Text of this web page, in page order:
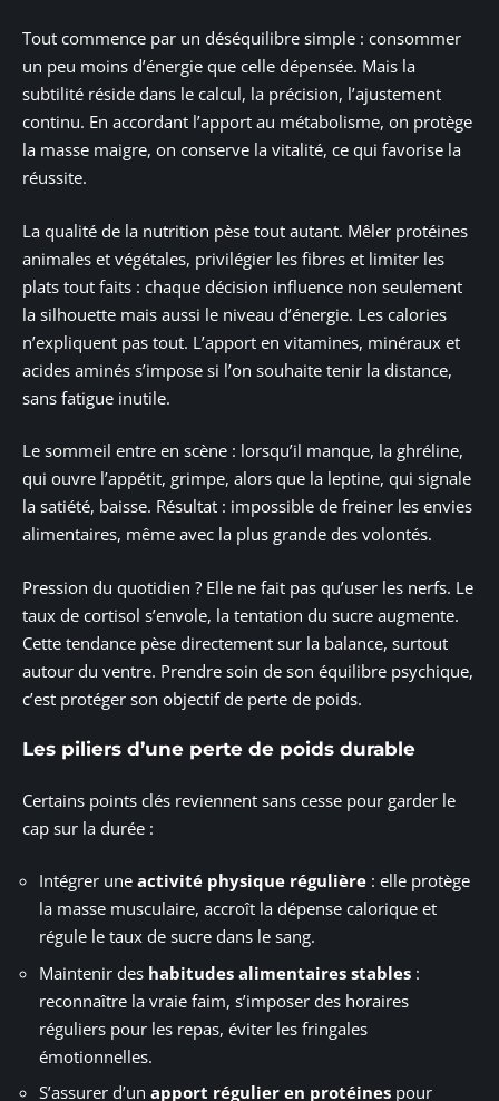
Tout commence par un déséquilibre simple : consommer
un peu moins d’énergie que celle dépensée. Mais la
subtilité réside dans le calcul, la précision, l’ajustement
continu. En accordant l’apport au métabolisme, on protège
la masse maigre, on conserve la vitalité, ce qui favorise la
réussite.
La qualité de la nutrition pèse tout autant. Mêler protéines
animales et végétales, privilégier les fibres et limiter les
plats tout faits : chaque décision influence non seulement
la silhouette mais aussi le niveau d’énergie. Les calories
n’expliquent pas tout. L’apport en vitamines, minéraux et
acides aminés s’impose si l’on souhaite tenir la distance,
sans fatigue inutile.
Le sommeil entre en scène : lorsqu’il manque, la ghréline,
qui ouvre l’appétit, grimpe, alors que la leptine, qui signale
la satiété, baisse. Résultat : impossible de freiner les envies
alimentaires, même avec la plus grande des volontés.
Pression du quotidien ? Elle ne fait pas qu’user les nerfs. Le
taux de cortisol s’envole, la tentation du sucre augmente.
Cette tendance pèse directement sur la balance, surtout
autour du ventre. Prendre soin de son équilibre psychique,
c’est protéger son objectif de perte de poids.
Les piliers d’une perte de poids durable
Certains points clés reviennent sans cesse pour garder le
cap sur la durée :
Intégrer une activité physique régulière : elle protège
la masse musculaire, accroît la dépense calorique et
régule le taux de sucre dans le sang.
Maintenir des habitudes alimentaires stables :
reconnaître la vraie faim, s’imposer des horaires
réguliers pour les repas, éviter les fringales
émotionnelles.
S’assurer d’un apport régulier en protéines pour